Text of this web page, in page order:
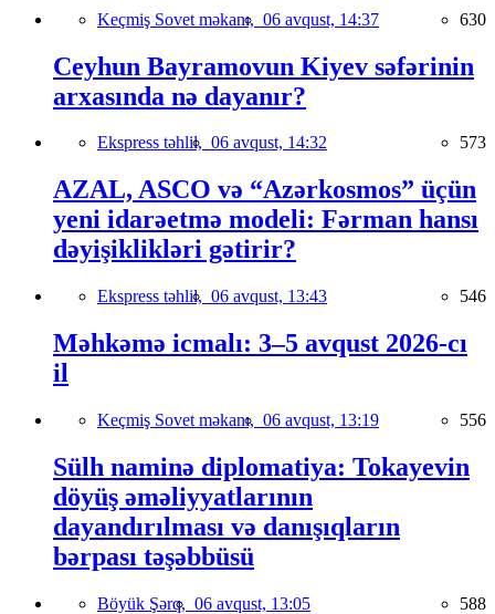
Keçmiş Sovet məkanı, 06 avqust, 14:37 630
Ceyhun Bayramovun Kiyev səfərinin
arxasında nə dayanır?
Ekspress təhlil, 06 avqust, 14:32 573
AZAL, ASCO və “Azərkosmos” üçün
yeni idarəetmə modeli: Fərman hansı
dəyişiklikləri gətirir?
Ekspress təhlil, 06 avqust, 13:43 546
Məhkəmə icmalı: 3–5 avqust 2026-cı
il
Keçmiş Sovet məkanı, 06 avqust, 13:19 556
Sülh naminə diplomatiya: Tokayevin
döyüş əməliyyatlarının
dayandırılması və danışıqların
bərpası təşəbbüsü
Böyük Şərq, 06 avqust, 13:05 588